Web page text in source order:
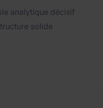
analytique décisif
solide